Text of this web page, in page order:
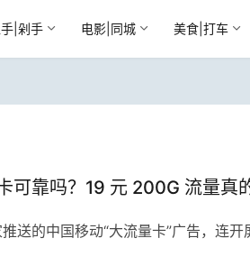
手|剁手 电影|同城 美食|打车
可靠吗？19 元 200G 流量真
送的中国移动“大流量卡”广告，连